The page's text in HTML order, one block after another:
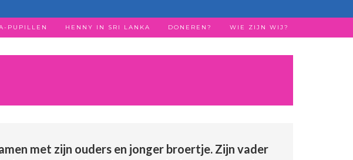
PUPILLEN HENNY IN SRI LANKA DONEREN? WIE ZIJN WIJ?
met zijn ouders en jonger broertje. Zijn vader